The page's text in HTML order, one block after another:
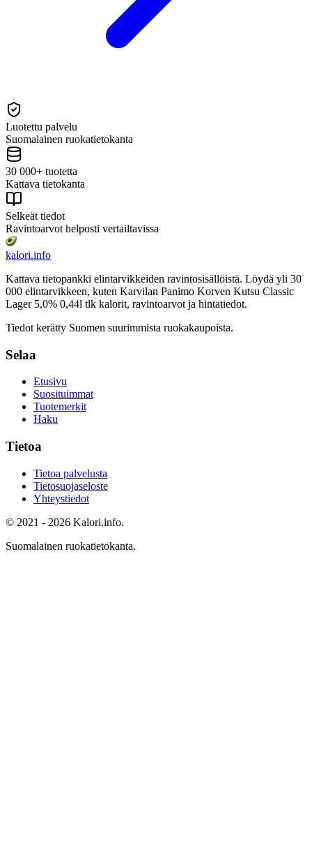
Luotettu palvelu
Suomalainen ruokatietokanta
30 000+ tuotetta
Kattava tietokanta
Selkeät tiedot
Ravintoarvot helposti vertailtavissa
kalori.info
Kattava tietopankki elintarvikkeiden ravintosisällöistä. Löydä yli 30
000 elintarvikkeen, kuten Karvilan Panimo Korven Kutsu Classic
Lager 5,0% 0,44l tlk kalorit, ravintoarvot ja hintatiedot.
Tiedot kerätty Suomen suurimmista ruokakaupoista.
Selaa
Etusivu
Suosituimmat
Tuotemerkit
Haku
Tietoa
Tietoa palvelusta
Tietosuojaseloste
Yhteystiedot
© 2021 - 2026 Kalori.info.
Suomalainen ruokatietokanta.